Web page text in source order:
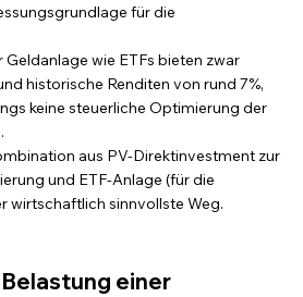
für die
wie ETFs bieten zwar
historische Renditen von rund 7%,
keine steuerliche Optimierung der
aus PV-Direktinvestment zur
und ETF-Anlage (für die
wirtschaftlich sinnvollste Weg.
einer